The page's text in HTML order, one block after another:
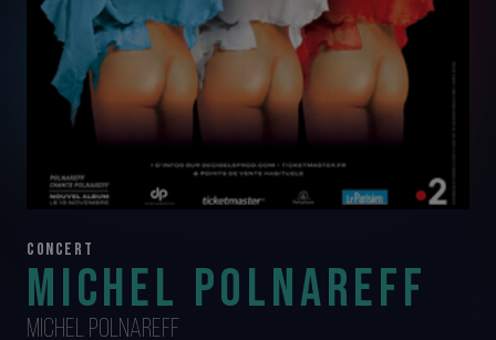
CONCERT
MICHEL POLNAREFF
MICHEL POLNAREFF